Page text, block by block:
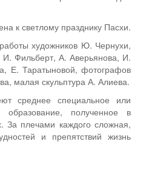
к светлому празднику Пасхи.
художников Ю. Чернухи,
Фильберт, А. Аверьянова, И.
Е. Таратыновой, фотографов
малая скульптура А. Алиева.
среднее специальное или
образование, полученное в
За плечами каждого сложная,
и препятствий жизнь